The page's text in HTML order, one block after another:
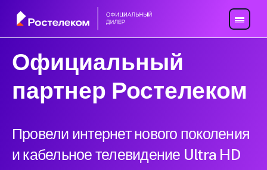
Официальный
партнер Ростелеком
Провели интернет нового поколения
и кабельное телевидение Ultra HD